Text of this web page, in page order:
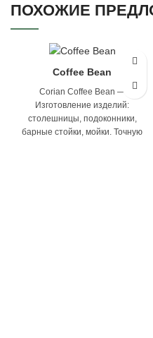
ПОХОЖИЕ
Coffee Bean
Corian Coffee Bean —
Изготовление изделий:
столешницы, подоконники,
барные стойки, мойки. Точную